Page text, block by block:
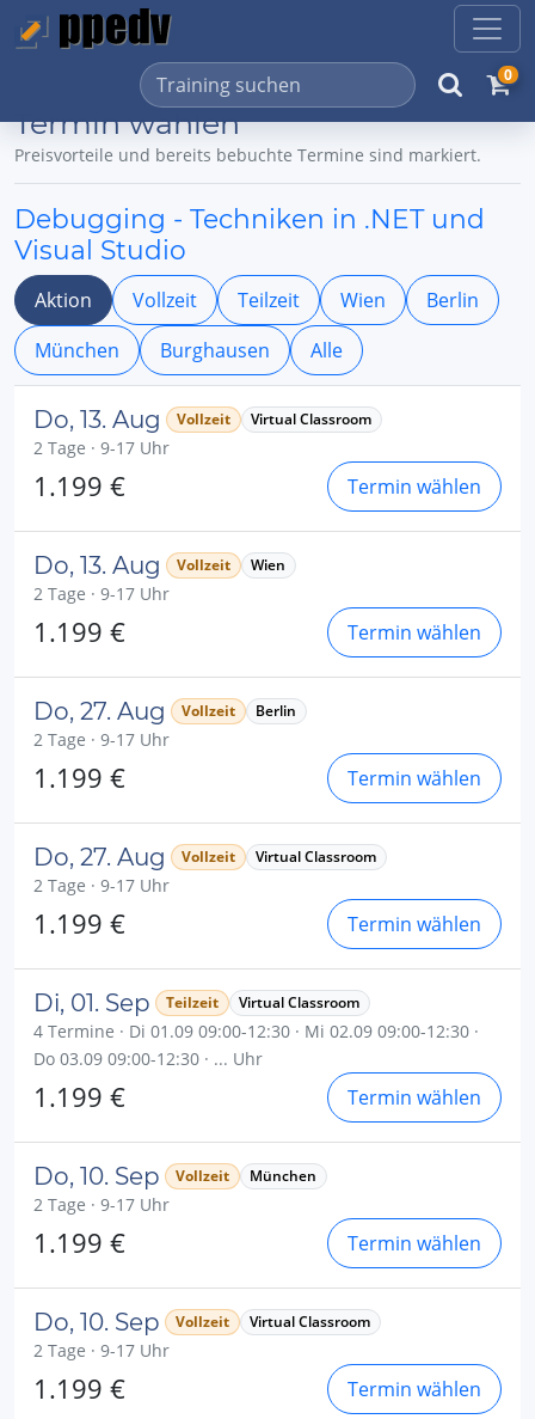
0
Termin wählen
Preisvorteile und bereits bebuchte Termine sind markiert.
Debugging - Techniken in .NET und
Visual Studio
Aktion Vollzeit Teilzeit Wien
Berlin
München
Burghausen Alle
Do, 13. Aug Vollzeit Virtual Classroom
2 Tage · 9-17 Uhr
1.199 € Termin wählen
Do, 13. Aug Vollzeit Wien
2 Tage · 9-17 Uhr
1.199 € Termin wählen
Do, 27. Aug Vollzeit Berlin
2 Tage · 9-17 Uhr
1.199 € Termin wählen
Do, 27. Aug Vollzeit Virtual Classroom
2 Tage · 9-17 Uhr
1.199 € Termin wählen
Di, 01. Sep Teilzeit Virtual Classroom
4 Termine · Di 01.09 09:00-12:30 · Mi 02.09 09:00-12:30 ·
Do 03.09 09:00-12:30 · ... Uhr
1.199 € Termin wählen
Do, 10. Sep Vollzeit München
2 Tage · 9-17 Uhr
1.199 € Termin wählen
Do, 10. Sep Vollzeit Virtual Classroom
2 Tage · 9-17 Uhr
1.199 € Termin wählen